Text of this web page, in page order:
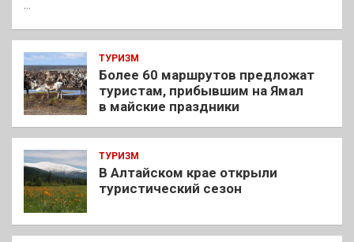
…
ТУРИЗМ
Более 60 маршрутов предложат
туристам, прибывшим на Ямал
в майские праздники
ТУРИЗМ
В Алтайском крае открыли
туристический сезон